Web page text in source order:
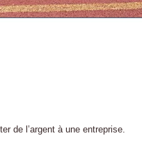
de l’argent à une entreprise.